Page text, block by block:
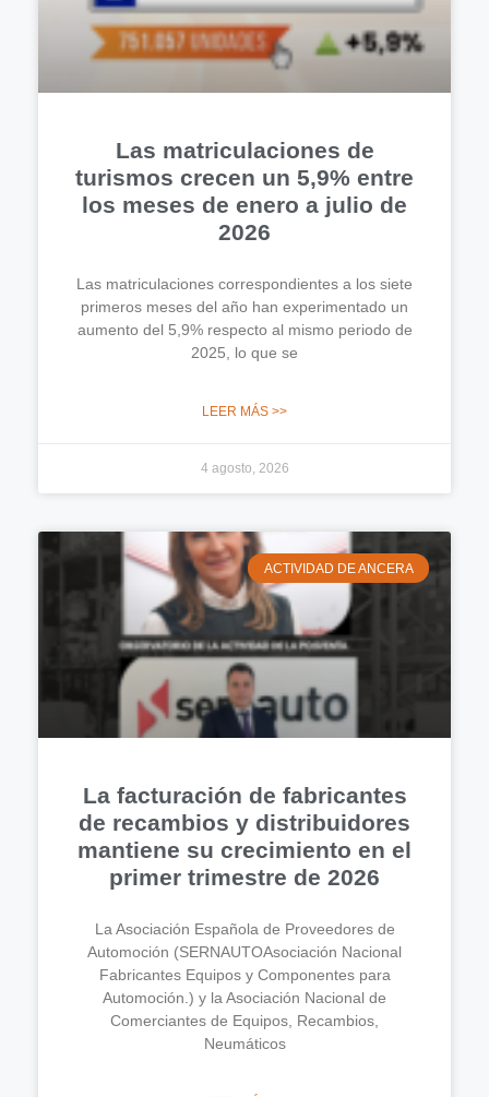
Las matriculaciones de
turismos crecen un 5,9% entre
los meses de enero a julio de
2026
Las matriculaciones correspondientes a los siete
primeros meses del año han experimentado un
aumento del 5,9% respecto al mismo periodo de
2025, lo que se
LEER MÁS >>
4 agosto, 2026
ACTIVIDAD DE ANCERA
La facturación de fabricantes
de recambios y distribuidores
mantiene su crecimiento en el
primer trimestre de 2026
La Asociación Española de Proveedores de
Automoción (SERNAUTOAsociación Nacional
Fabricantes Equipos y Componentes para
Automoción.) y la Asociación Nacional de
Comerciantes de Equipos, Recambios,
Neumáticos